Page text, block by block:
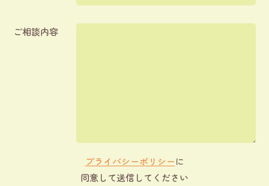
ご相談内容
プライバシーポリシーに
同意して送信してください